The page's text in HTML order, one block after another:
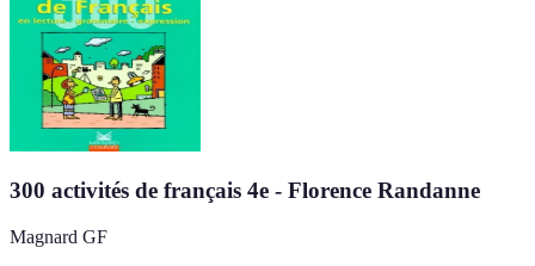
300 activités de français 4e - Florence Randanne
Magnard GF